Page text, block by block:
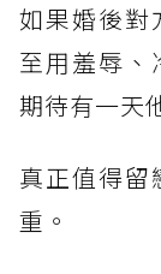
如果婚後對
至用羞辱、
期待有一天
真正值得留
重。